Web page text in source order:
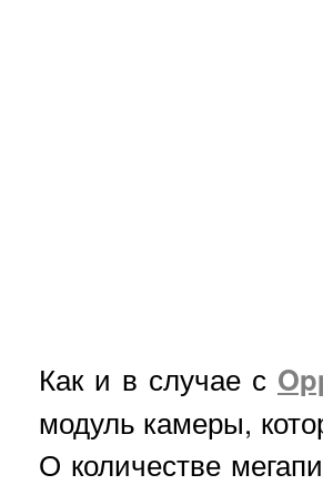
Как и в случае с
модуль камеры,
О количестве